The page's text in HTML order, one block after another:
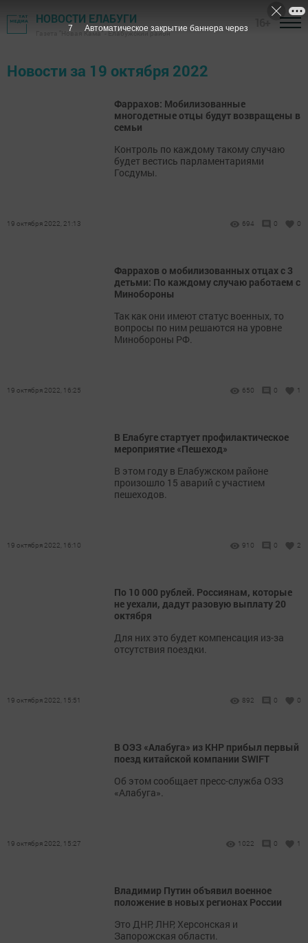
НОВОСТИ ЕЛАБУГИ
Газета "Новая Кама" - Елабужский район
Новости за 19 октября 2022
Фаррахов: Мобилизованные
многодетные отцы будут возвращены в
семьи
Контроль по каждому такому случаю
будет вестись парламентариями
Госдумы.
19 октября 2022, 21:13 694 0 0
Фаррахов о мобилизованных отцах с 3
детьми: По каждому случаю работаем с
Минобороны
Так как они имеют статус военных, то
вопросы по ним решаются на уровне
Минобороны РФ.
19 октября 2022, 16:25 650 0 1
В Елабуге стартует профилактическое
мероприятие «Пешеход»
В этом году в Елабужском районе
произошло 15 аварий с участием
пешеходов.
19 октября 2022, 16:10 910 0 2
По 10 000 рублей. Россиянам, которые
не уехали, дадут разовую выплату 20
октября
Для них это будет компенсация из-за
отсутствия поездки.
19 октября 2022, 15:51 892 0 0
В ОЭЗ «Алабуга» из КНР прибыл первый
поезд китайской компании SWIFT
Об этом сообщает пресс-служба ОЭЗ
«Алабуга».
19 октября 2022, 15:27 1022 0 1
Владимир Путин объявил военное
положение в новых регионах России
Это ДНР, ЛНР, Херсонская и
Запорожская области.
7 Автоматическое закрытие баннера через